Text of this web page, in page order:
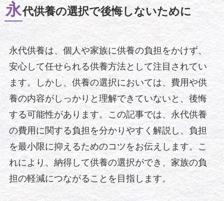
永代供養の選択で後悔しないために
永代供養は、個人や家族に供養の負担をかけず、
安心して任せられる供養方法として注目されてい
ます。しかし、供養の選択においては、費用や供
養の内容がしっかりと理解できていないと、後悔
する可能性があります。この記事では、永代供養
の費用に関する負担を分かりやすく解説し、負担
を最小限に抑えるためのコツをお伝えします。こ
れにより、納得して供養の選択ができ、家族の負
担の軽減につながることを目指します。